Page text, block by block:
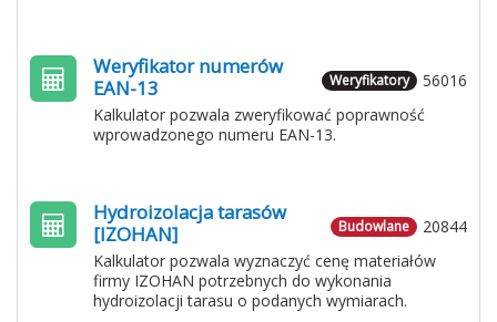
56016
Weryfikatory
Weryfikator numerów
EAN-13
Kalkulator pozwala zweryfikować poprawność
wprowadzonego numeru EAN-13.
20844
Budowlane
Hydroizolacja tarasów
[IZOHAN]
Kalkulator pozwala wyznaczyć cenę materiałów
firmy IZOHAN potrzebnych do wykonania
hydroizolacji tarasu o podanych wymiarach.